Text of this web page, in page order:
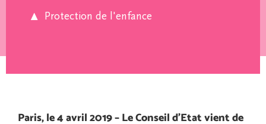
Protection de l'enfance
Paris, le 4 avril 2019 – Le Conseil d’Etat vient de